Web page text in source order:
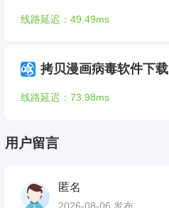
线路延迟：49.49ms
拷贝漫画病毒软件下载
线路延迟：73.98ms
用户留言
匿名